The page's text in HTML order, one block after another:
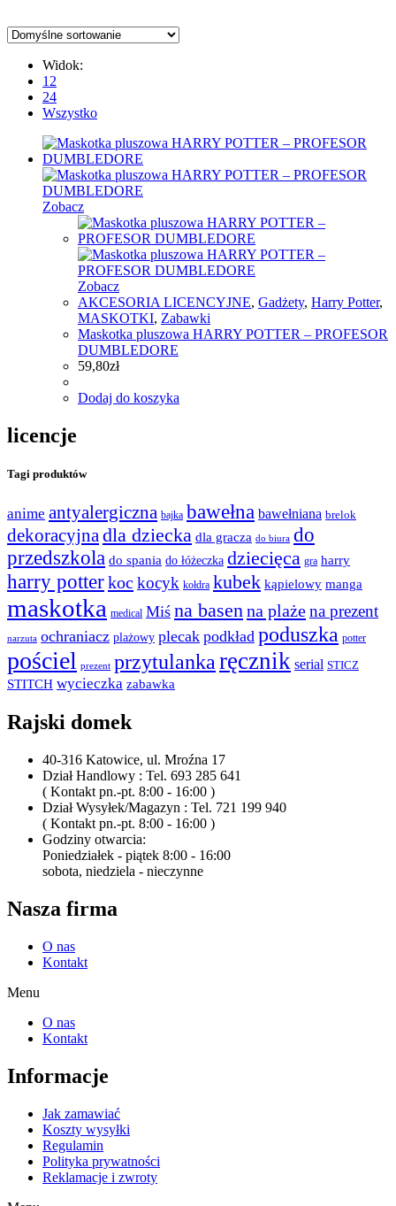
Widok:
12
24
Wszystko
Zobacz
Zobacz
AKCESORIA LICENCYJNE, Gadżety, Harry Potter,
MASKOTKI, Zabawki
Maskotka pluszowa HARRY POTTER – PROFESOR
DUMBLEDORE
59,80zł
Dodaj do koszyka
licencje
Tagi produktów
anime antyalergiczna bajka bawełna bawełniana brelok
dekoracyjna dla dziecka dla gracza do biura do
przedszkola do spania do łóżeczka dziecięca gra harry
harry potterkoc kocyk kołdra kubek kąpielowy manga
maskotka medical Miś na basenna plażena prezent
narzuta ochraniacz plażowy plecak podkład poduszka potter
pościel prezent przytulankaręcznik serial STICZ
STITCH wycieczka zabawka
Rajski domek
40-316 Katowice, ul. Mroźna 17
Dział Handlowy : Tel. 693 285 641
( Kontakt pn.-pt. 8:00 - 16:00 )
Dział Wysyłek/Magazyn : Tel. 721 199 940
( Kontakt pn.-pt. 8:00 - 16:00 )
Godziny otwarcia:
Poniedziałek - piątek 8:00 - 16:00
sobota, niedziela - nieczynne
Nasza firma
O nas
Kontakt
Menu
O nas
Kontakt
Informacje
Jak zamawiać
Koszty wysyłki
Regulamin
Polityka prywatności
Reklamacje i zwroty